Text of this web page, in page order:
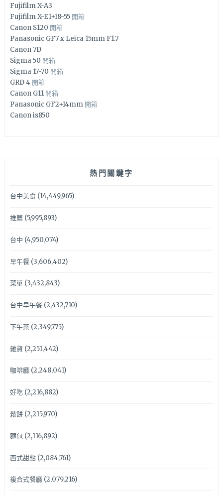
Fujifilm X-A3
Fujifilm X-E1+18-55 開箱
Canon S120 開箱
Panasonic GF7 x Leica 15mm F1.7
Canon 7D
Sigma 50 開箱
Sigma 17-70 開箱
GRD 4 開箱
Canon G11 開箱
Panasonic GF2+14mm 開箱
Canon is850
熱門關鍵字
台中美食(14,449,965)
推薦(5,995,893)
台中 (4,950,074)
早午餐(3,606,402)
菜單(3,432,843)
台中早午餐(2,432,710)
下午茶(2,349,775)
雜貨 (2,251,442)
咖啡廳(2,248,041)
好吃(2,216,882)
鬆餅(2,215,970)
麵包(2,116,892)
西式甜點(2,084,761)
複合式餐廳(2,079,216)